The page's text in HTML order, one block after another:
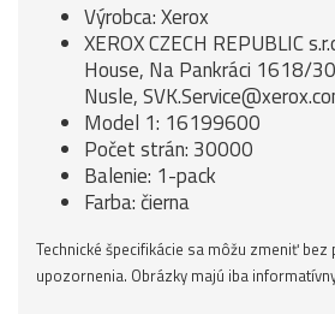
Výrobca: Xerox
XEROX CZECH REPUBLIC
House, Na Pankráci 1618/
Nusle,
Model 1: 16199600
Počet strán: 30000
Balenie: 1-pack
Farba: čierna
Technické špecifikácie sa môžu zmeniť bez
upozornenia. Obrázky majú iba